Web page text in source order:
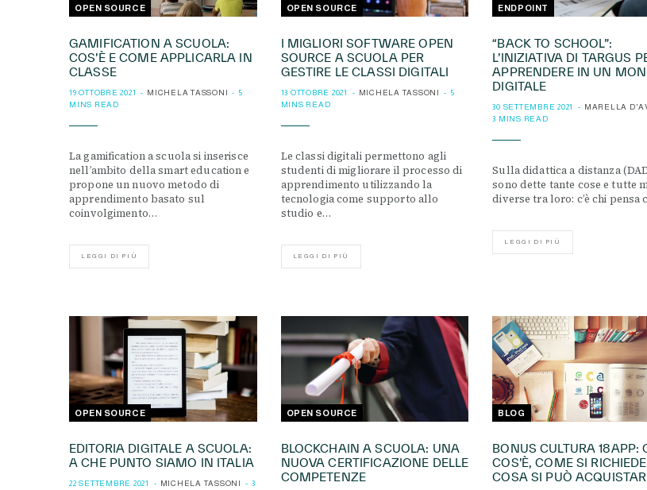
OPEN SOURCE
GAMIFICATION A SCUOLA:
COS’È E COME APPLICARLA IN
CLASSE
19 OTTOBRE 2021 MICHELA TASSONI
5
MINS READ
La gamification a scuola si inserisce
nell’ambito della smart education e
propone un nuovo metodo di
apprendimento basato sul
coinvolgimento…
LEGGI DI PIÙ
OPEN SOURCE
I MIGLIORI SOFTWARE OPEN
SOURCE A SCUOLA PER
GESTIRE LE CLASSI DIGITALI
13 OTTOBRE 2021 MICHELA TASSONI
5
MINS READ
Le classi digitali permettono agli
studenti di migliorare il processo di
apprendimento utilizzando la
tecnologia come supporto allo
studio e…
LEGGI DI PIÙ
ENDPOINT
“BACK TO SCHOOL”:
L’INIZIATIVA DI TARGUS
APPRENDERE IN UN
DIGITALE
30 SETTEMBRE 2021
MARELLA
3 MINS READ
Sulla didattica a distanza
sono dette tante cose e tutte
diverse tra loro: c’è chi pensa
LEGGI DI PIÙ
OPEN SOURCE
EDITORIA DIGITALE A SCUOLA:
A CHE PUNTO SIAMO IN ITALIA
22 SETTEMBRE 2021 MICHELA TASSONI
3
OPEN SOURCE
BLOCKCHAIN A SCUOLA: UNA
NUOVA CERTIFICAZIONE DELLE
COMPETENZE
BLOG
BONUS CULTURA 18APP:
COS’È, COME SI
COSA SI PUÒ